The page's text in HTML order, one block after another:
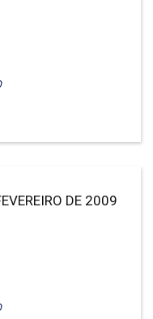
DE 2009